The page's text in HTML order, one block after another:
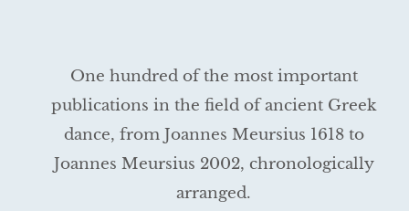
One hundred of the most important
publications in the field of ancient Greek
dance, from Joannes Meursius 1618 to
Joannes Meursius 2002, chronologically
arranged.